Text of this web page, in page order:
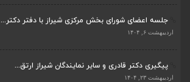
جلسه اعضای شورای بخش مرکزی شیراز با دفتر دکتر...
اردیبهشت ۶, ۱۴۰۴
پیگیری دکتر قادری و سایر نمایندگان شیراز ارتق...
اردیبهشت ۲۳, ۱۴۰۴